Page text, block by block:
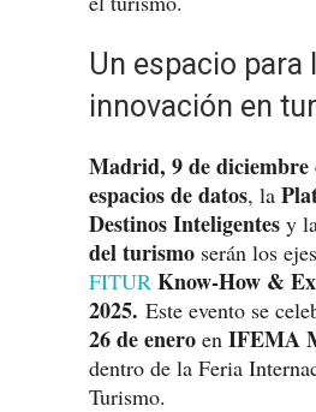
Un espacio para
innovación en
Madrid, 9 de diciembre
espacios de datos, la
Destinos Inteligentes y
del turismo serán los
FITUR Know-How &
2025. Este evento se
26 de enero en IFEMA
dentro de la Feria
Turismo.